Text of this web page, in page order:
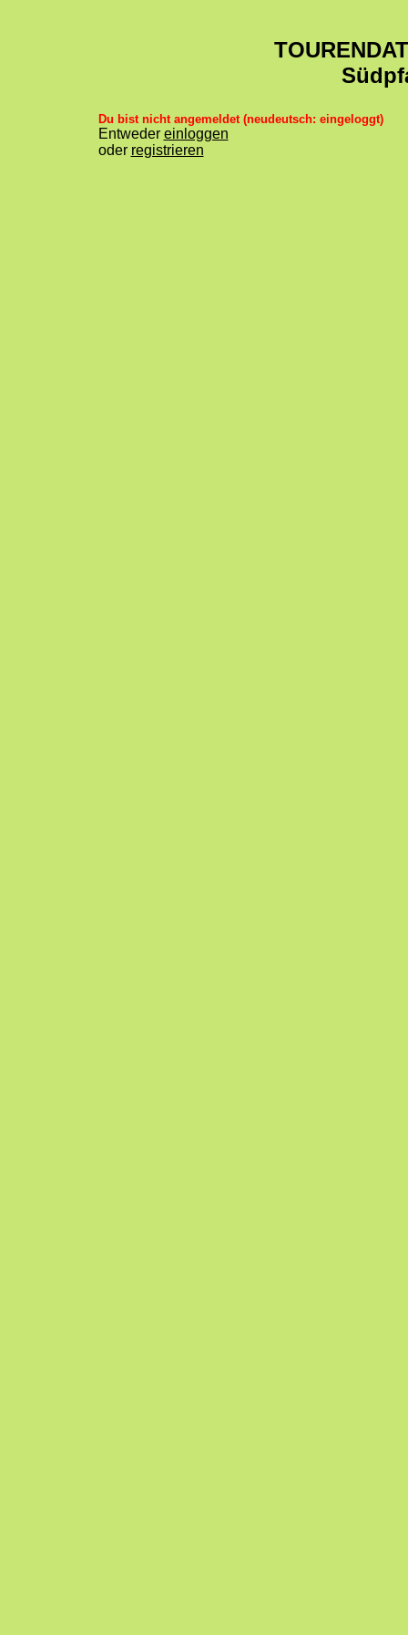
Du bist nicht angemeldet (neudeutsch: eingeloggt)
Entweder einloggen
oder registrieren